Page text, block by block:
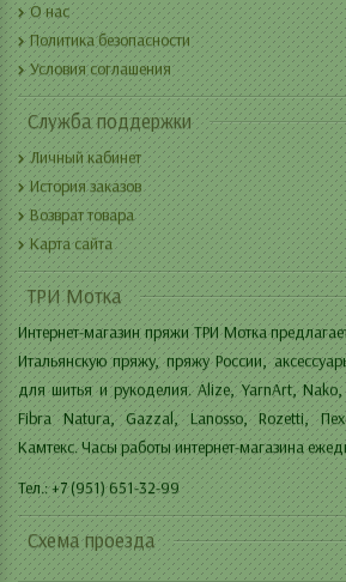
О нас
Политика безопасности
Условия соглашения
Служба поддержки
Личный кабинет
История заказов
Возврат товара
Карта сайта
ТРИ Мотка
Интернет-магазин пряжи ТРИ Мотка
Итальянскую пряжу, пряжу России,
для шитья и рукоделия. Alize, YarnArt,
Fibra Natura, Gazzal, Lanosso, Rozetti,
Камтекс. Часы работы интернет-магазина
Тел.: +7 (951) 651-32-99
Схема проезда